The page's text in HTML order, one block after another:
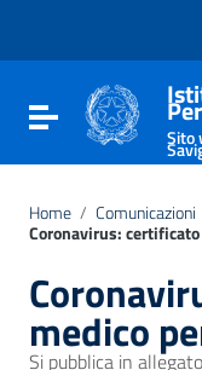
Vai al footer
Attiva / disattiva la
Sito
Home / Comunicazioni
Coronavirus:
medico
Si pubblica in